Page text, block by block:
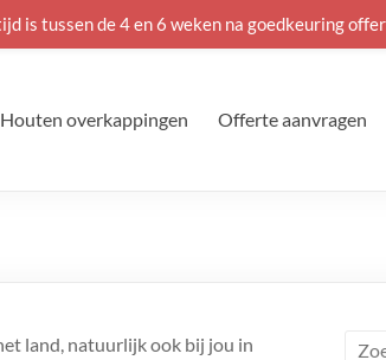
Houten overkappingen Offerte aanvragen
land, natuurlijk ook bij jou in
is tussen de 4 en 6 weken na goedkeuring